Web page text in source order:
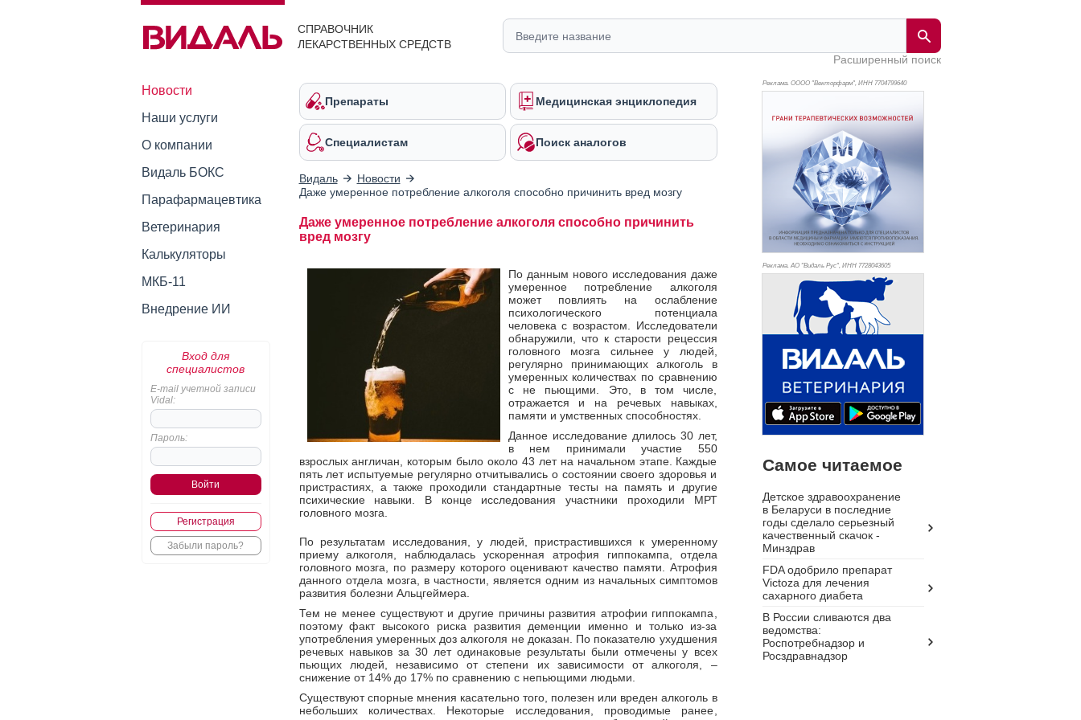
СПРАВОЧНИК
ЛЕКАРСТВЕННЫХ СРЕДСТВ
Расширенный поиск
Новости
Наши услуги
О компании
Видаль БОКС
Парафармацевтика
Ветеринария
Калькуляторы
МКБ-11
Внедрение ИИ
Вход для
специалистов
E-mail учетной записи
Vidal:
Пароль:
Регистрация
Забыли пароль?
Препараты Медицинская энциклопедия
Специалистам Поиск аналогов
Видаль
Новости
Даже умеренное потребление алкоголя способно причинить вред мозгу
Даже умеренное потребление алкоголя способно причинить
вред мозгу
По данным нового исследования даже
умеренное потребление алкоголя
может повлиять на ослабление
психологического потенциала
человека с возрастом. Исследователи
обнаружили, что к старости рецессия
головного мозга сильнее у людей,
регулярно принимающих алкоголь в
умеренных количествах по сравнению
с не пьющими. Это, в том числе,
отражается и на речевых навыках,
памяти и умственных способностях.
Данное исследование длилось 30 лет,
в нем принимали участие 550
взрослых англичан, которым было около 43 лет на начальном этапе. Каждые
пять лет испытуемые регулярно отчитывались о состоянии своего здоровья и
пристрастиях, а также проходили стандартные тесты на память и другие
психические навыки. В конце исследования участники проходили МРТ
головного мозга.
По результатам исследования, у людей, пристрастившихся к умеренному
приему алкоголя, наблюдалась ускоренная атрофия гиппокампа, отдела
головного мозга, по размеру которого оценивают качество памяти. Атрофия
данного отдела мозга, в частности, является одним из начальных симптомов
развития болезни Альцгеймера.
Тем не менее существуют и другие причины развития атрофии гиппокампа,
поэтому факт высокого риска развития деменции именно и только из-за
употребления умеренных доз алкоголя не доказан. По показателю ухудшения
речевых навыков за 30 лет одинаковые результаты были отмечены у всех
пьющих людей, независимо от степени их зависимости от алкоголя, –
снижение от 14% до 17% по сравнению с непьющими людьми.
Существуют спорные мнения касательно того, полезен или вреден алкоголь в
небольших количествах. Некоторые исследования, проводимые ранее,
Реклама. ОООО "Векторфарм", ИНН 7704799640
Реклама. АО "Видаль Рус", ИНН 7728043605
Самое читаемое
Детское здравоохранение
в Беларуси в последние
годы сделало серьезный
качественный скачок -
Минздрав
FDA одобрило препарат
Victoza для лечения
сахарного диабета
В России сливаются два
ведомства:
Роспотребнадзор и
Росздравнадзор